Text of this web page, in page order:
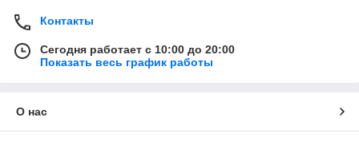
Контакты
Сегодня работает с 10:00 до 20:00
Показать весь график работы
О нас